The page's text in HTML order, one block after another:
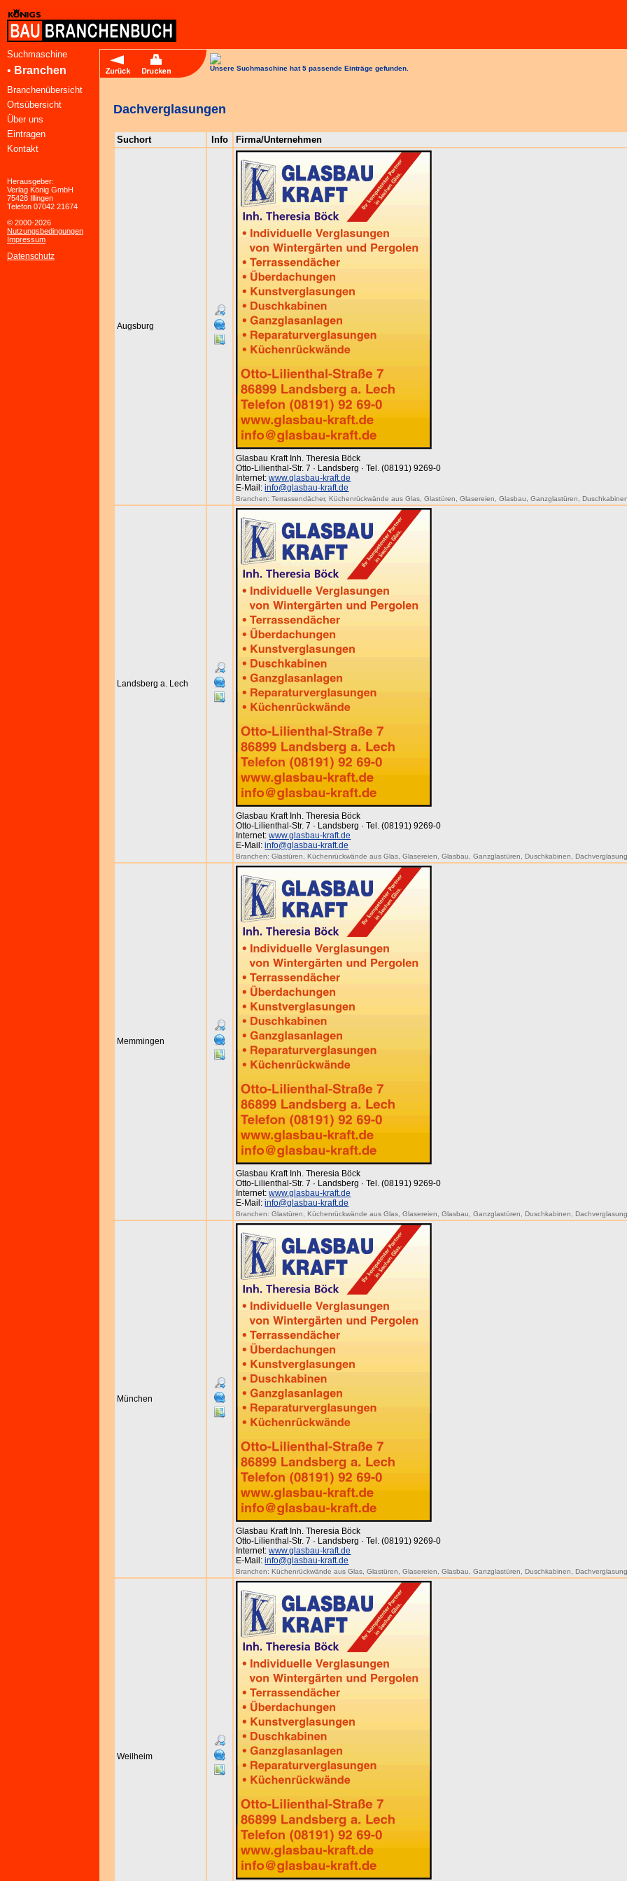
Suchmaschine
• Branchen
Branchenübersicht
Ortsübersicht
Über uns
Eintragen
Kontakt
Herausgeber:
Verlag König GmbH
75428 Illingen
Telefon 07042 21674
© 2000-2026
Nutzungsbedingungen
Impressum
Datenschutz
Unsere Suchmaschine hat 5 passende Einträge gefunden.
Dachverglasungen
Suchort Info Firma/Unternehmen
Augsburg
Glasbau Kraft Inh. Theresia Böck
Otto-Lilienthal-Str. 7 · Landsberg · Tel. (08191) 9269-0
Internet:www.glasbau-kraft.de
E-Mail:info@glasbau-kraft.de
Branchen:Terrassendächer,Küchenrückwände aus Glas ,Glastüren ,Glasereien ,Glasbau ,Ganzglastüren ,Duschkabinen
Landsberg a. Lech
Glasbau Kraft Inh. Theresia Böck
Otto-Lilienthal-Str. 7 · Landsberg · Tel. (08191) 9269-0
Internet:www.glasbau-kraft.de
E-Mail:info@glasbau-kraft.de
Branchen:Glastüren ,Küchenrückwände aus Glas ,Glasereien ,Glasbau ,Ganzglastüren ,Duschkabinen ,
Memmingen
Glasbau Kraft Inh. Theresia Böck
Otto-Lilienthal-Str. 7 · Landsberg · Tel. (08191) 9269-0
Internet:www.glasbau-kraft.de
E-Mail:info@glasbau-kraft.de
Branchen:Glastüren ,Küchenrückwände aus Glas ,Glasereien ,Glasbau ,Ganzglastüren ,Duschkabinen ,
München
Glasbau Kraft Inh. Theresia Böck
Otto-Lilienthal-Str. 7 · Landsberg · Tel. (08191) 9269-0
Internet:www.glasbau-kraft.de
E-Mail:info@glasbau-kraft.de
Branchen:Küchenrückwände aus Glas ,Glastüren ,Glasereien ,Glasbau ,Ganzglastüren ,Duschkabinen ,
Weilheim